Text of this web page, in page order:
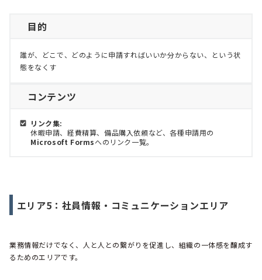
目的
誰が、どこで、どのように申請すればいいか分からない、という状
態をなくす
コンテンツ
リンク集:
休暇申請、経費精算、備品購入依頼など、各種申請用の
Microsoft Formsへのリンク一覧。
エリア5：社員情報・コミュニケーションエリア
業務情報だけでなく、人と人との繋がりを促進し、組織の一体感を醸成す
るためのエリアです。